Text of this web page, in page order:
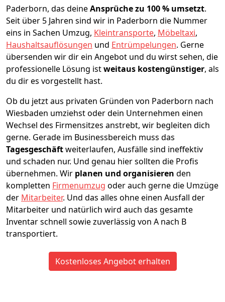
Paderborn, das deineAnsprüche zu 100 % umsetzt.
Seit über 5 Jahren sind wir in Paderborn die Nummer
eins in Sachen Umzug, Kleintransporte, Möbeltaxi,
Haushaltsauflösungen und Entrümpelungen. Gerne
übersenden wir dir ein Angebot und du wirst sehen, die
professionelle Lösung istweitaus kostengünstiger, als
du dir es vorgestellt hast.
Ob du jetzt aus privaten Gründen von Paderborn nach
Wiesbaden umziehst oder dein Unternehmen einen
Wechsel des Firmensitzes anstrebt, wir begleiten dich
gerne. Gerade im Businessbereich muss das
Tagesgeschäftweiterlaufen, Ausfälle sind ineffektiv
und schaden nur. Und genau hier sollten die Profis
übernehmen. Wir planen und organisieren den
kompletten Firmenumzug oder auch gerne die Umzüge
der Mitarbeiter. Und das alles ohne einen Ausfall der
Mitarbeiter und natürlich wird auch das gesamte
Inventar schnell sowie zuverlässig von A nach B
transportiert.
Kostenloses Angebot erhalten